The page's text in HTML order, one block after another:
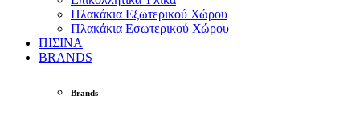
Πλακάκια Εξωτερικού Χώρου
Πλακάκια Εσωτερικού Χώρου
ΠΙΣΙΝΑ
BRANDS
Brands